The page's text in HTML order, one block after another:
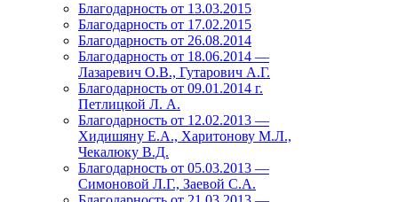
Благодарность от 13.03.2015
Благодарность от 17.02.2015
Благодарность от 26.08.2014
Благодарность от 18.06.2014 —
Лазаревич О.В., Гутарович А.Г.
Благодарность от 09.01.2014 г.
Петлицкой Л. А.
Благодарность от 12.02.2013 —
Хидишяну Е.А., Харитонову М.Л.,
Чекалюку В.Д.
Благодарность от 05.03.2013 —
Симоновой Л.Г., Заевой С.А.